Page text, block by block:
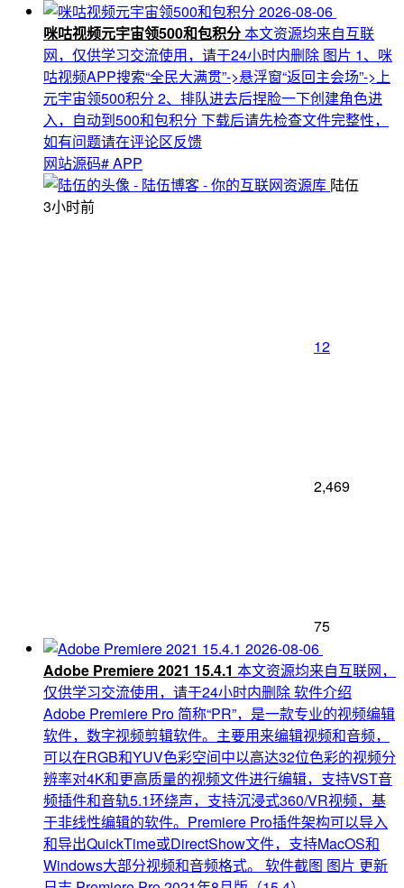
2026-08-06
咪咕视频元宇宙领500和包积分本文资源均来自互联
网，仅供学习交流使用，请于24小时内删除 图片 1、咪
咕视频APP搜索“全民大满贯”->悬浮窗“返回主会场”->上
元宇宙领500积分 2、排队进去后捏脸一下创建角色进
入，自动到500和包积分 下载后请先检查文件完整性，
如有问题请在评论区反馈
网站源码# APP
陆伍
3小时前
12
2,469
75
2026-08-06
Adobe Premiere 2021 15.4.1 本文资源均来自互联网，
仅供学习交流使用，请于24小时内删除 软件介绍
Adobe Premiere Pro 简称“PR”，是一款专业的视频编辑
软件，数字视频剪辑软件。主要用来编辑视频和音频，
可以在RGB和YUV色彩空间中以高达32位色彩的视频分
辨率对4K和更高质量的视频文件进行编辑，支持VST音
频插件和音轨5.1环绕声，支持沉浸式360/VR视频，基
于非线性编辑的软件。Premiere Pro插件架构可以导入
和导出QuickTime或DirectShow文件，支持MacOS和
Windows大部分视频和音频格式。 软件截图 图片 更新